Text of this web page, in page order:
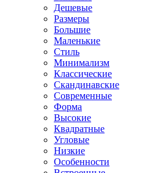
Дешевые
Размеры
Большие
Маленькие
Стиль
Минимализм
Классические
Скандинавские
Современные
Форма
Высокие
Квадратные
Угловые
Низкие
Особенности